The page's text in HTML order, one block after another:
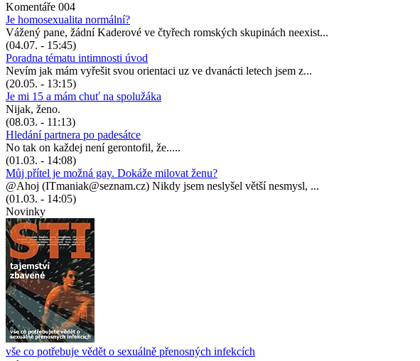
Komentáře 004
Je homosexualita normální?
Vážený pane, žádní Kaderové ve čtyřech romských skupinách neexist...
(04.07. - 15:45)
Poradna tématu intimnosti úvod
Nevím jak mám vyřešit svou orientaci uz ve dvanácti letech jsem z...
(20.05. - 13:15)
Je mi 15 a mám chuť na spolužáka
Nijak, ženo.
(08.03. - 11:13)
Hledání partnera po padesátce
No tak on každej není gerontofil, že.....
(01.03. - 14:08)
Můj přítel je možná gay. Dokáže milovat ženu?
@Ahoj (ITmaniak@seznam.cz) Nikdy jsem neslyšel větší nesmysl, ...
(01.03. - 14:05)
Novinky
vše co potřebuje vědět o sexuálně přenosných infekcích